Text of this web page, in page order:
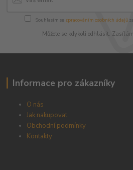
Souhlasím se zpracováním osobních údajů
Můžete se kdykoli odhlásit.
Informace pro zákazníky
O nás
Jak nakupovat
Obchodní podmínky
Kontakty